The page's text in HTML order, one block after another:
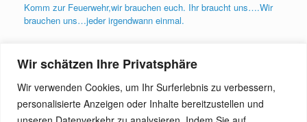
Wir schätzen Ihre Privatsphäre
Wir verwenden Cookies, um Ihr Surferlebnis zu verbessern,
personalisierte Anzeigen oder Inhalte bereitzustellen und
Komm zur Feuerwehr,wir brauchen euch. Ihr braucht uns….Wir
brauchen uns…jeder irgendwann einmal.
Archiv
Archiv